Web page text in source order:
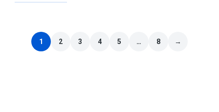
1 2 3 4 5 … 8 →